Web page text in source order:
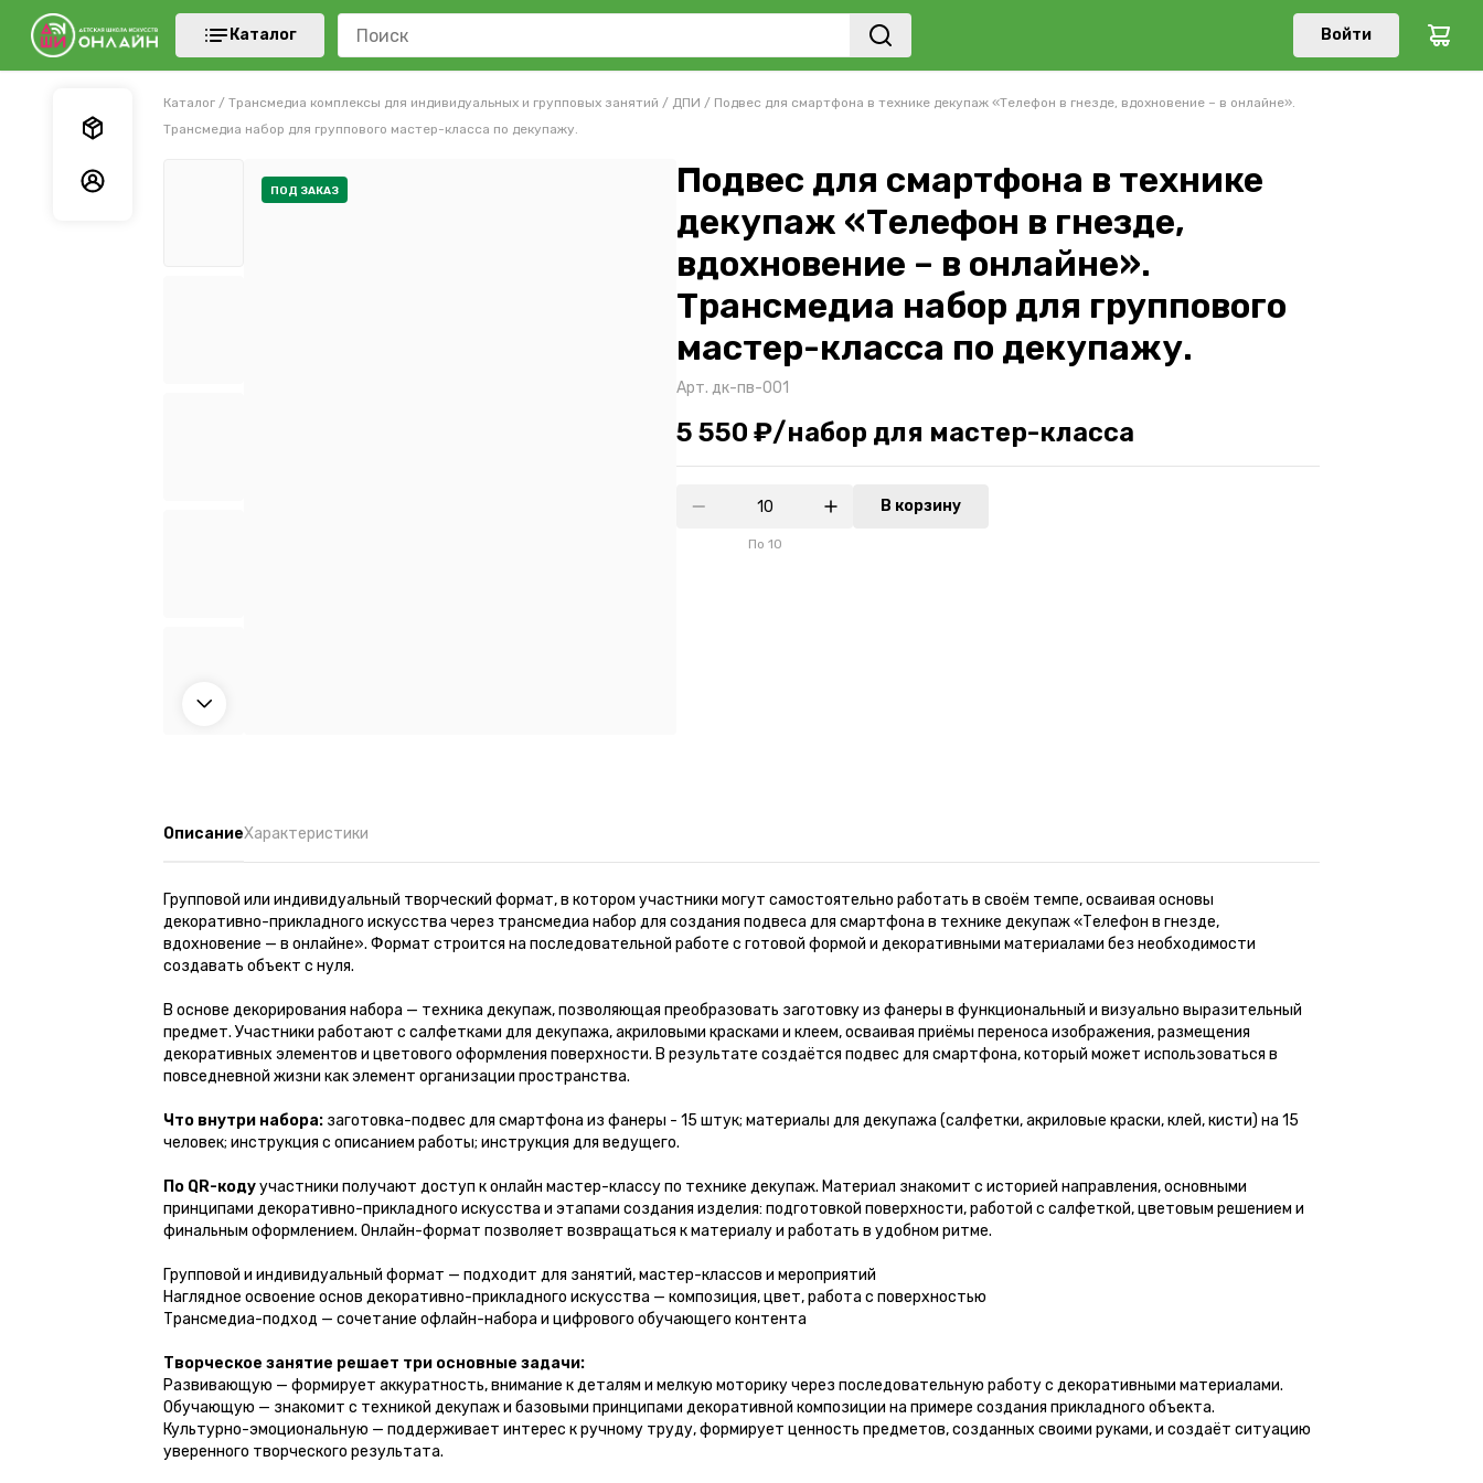
Каталог Войти
Мои заказы
Каталог / Трансмедиа комплексы для индивидуальных и групповых занятий / ДПИ / Подвес для смартфона в технике декупаж «Телефон в гнезде, вдохновение – в онлайне».
Трансмедиа набор для группового мастер-класса по декупажу.
ПОД ЗАКАЗ
Подвес для смартфона в технике
декупаж «Телефон в гнезде,
вдохновение – в онлайне».
Трансмедиа набор для группового
мастер-класса по декупажу.
Арт. дк-пв-001
5 550 ₽/набор для мастер-класса
По 10
В корзину
ОписаниеХарактеристики
Групповой или индивидуальный творческий формат, в котором участники могут самостоятельно работать в своём темпе, осваивая основы
декоративно-прикладного искусства через трансмедиа набор для создания подвеса для смартфона в технике декупаж «Телефон в гнезде,
вдохновение — в онлайне». Формат строится на последовательной работе с готовой формой и декоративными материалами без необходимости
создавать объект с нуля.
В основе декорирования набора — техника декупаж, позволяющая преобразовать заготовку из фанеры в функциональный и визуально выразительный
предмет. Участники работают с салфетками для декупажа, акриловыми красками и клеем, осваивая приёмы переноса изображения, размещения
декоративных элементов и цветового оформления поверхности. В результате создаётся подвес для смартфона, который может использоваться в
повседневной жизни как элемент организации пространства.
Что внутри набора: заготовка-подвес для смартфона из фанеры - 15 штук; материалы для декупажа (салфетки, акриловые краски, клей, кисти) на 15
человек; инструкция с описанием работы; инструкция для ведущего.
По QR-кодуучастники получают доступ к онлайн мастер-классу по технике декупаж. Материал знакомит с историей направления, основными
принципами декоративно-прикладного искусства и этапами создания изделия: подготовкой поверхности, работой с салфеткой, цветовым решением и
финальным оформлением. Онлайн-формат позволяет возвращаться к материалу и работать в удобном ритме.
Групповой и индивидуальный формат — подходит для занятий, мастер-классов и мероприятий
Наглядное освоение основ декоративно-прикладного искусства — композиция, цвет, работа с поверхностью
Трансмедиа-подход — сочетание офлайн-набора и цифрового обучающего контента
Творческое занятие решает три основные задачи:
Развивающую — формирует аккуратность, внимание к деталям и мелкую моторику через последовательную работу с декоративными материалами.
Обучающую — знакомит с техникой декупаж и базовыми принципами декоративной композиции на примере создания прикладного объекта.
Культурно-эмоциональную — поддерживает интерес к ручному труду, формирует ценность предметов, созданных своими руками, и создаёт ситуацию
уверенного творческого результата.